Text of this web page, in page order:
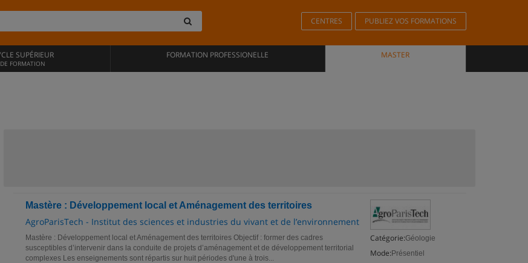
CENTRES PUBLIEZ VOS FORMATIONS
SUPÉRIEUR
DE FORMATION
FORMATION PROFESSIONELLE MASTER
Mastère : Développement local et Aménagement des territoires
AgroParisTech - Institut des sciences et industries du vivant et de l’environnement
Catégorie:Géologie
Mode: Présentiel
Mastère : Développement local et Aménagement des territoires Objectif : former des cadres
susceptibles d’intervenir dans la conduite de projets d’aménagement et de développement territorial
complexes Les enseignements sont répartis sur huit périodes d'une à trois...